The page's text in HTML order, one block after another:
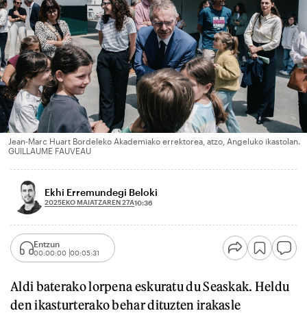
Jean-Marc Huart Bordeleko Akademiako errektorea, atzo, Angeluko ikastolan.
GUILLAUME FAUVEAU
Ekhi Erremundegi Beloki
2025EKO MAIATZAREN 27A10:36
Entzun
00:00:00 00:05:31
Aldi baterako lorpena eskuratu du Seaskak. Heldu
den ikasturterako behar dituzten irakasle